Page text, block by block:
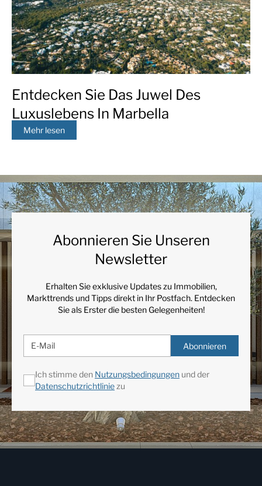
Entdecken Sie Das Juwel Des
Luxuslebens In Marbella
Mehr lesen
Abonnieren Sie Unseren
Newsletter
Erhalten Sie exklusive Updates zu Immobilien,
Markttrends und Tipps direkt in Ihr Postfach. Entdecken
Sie als Erster die besten Gelegenheiten!
Abonnieren
Ich stimme den Nutzungsbedingungen und der
Datenschutzrichtlinie zu